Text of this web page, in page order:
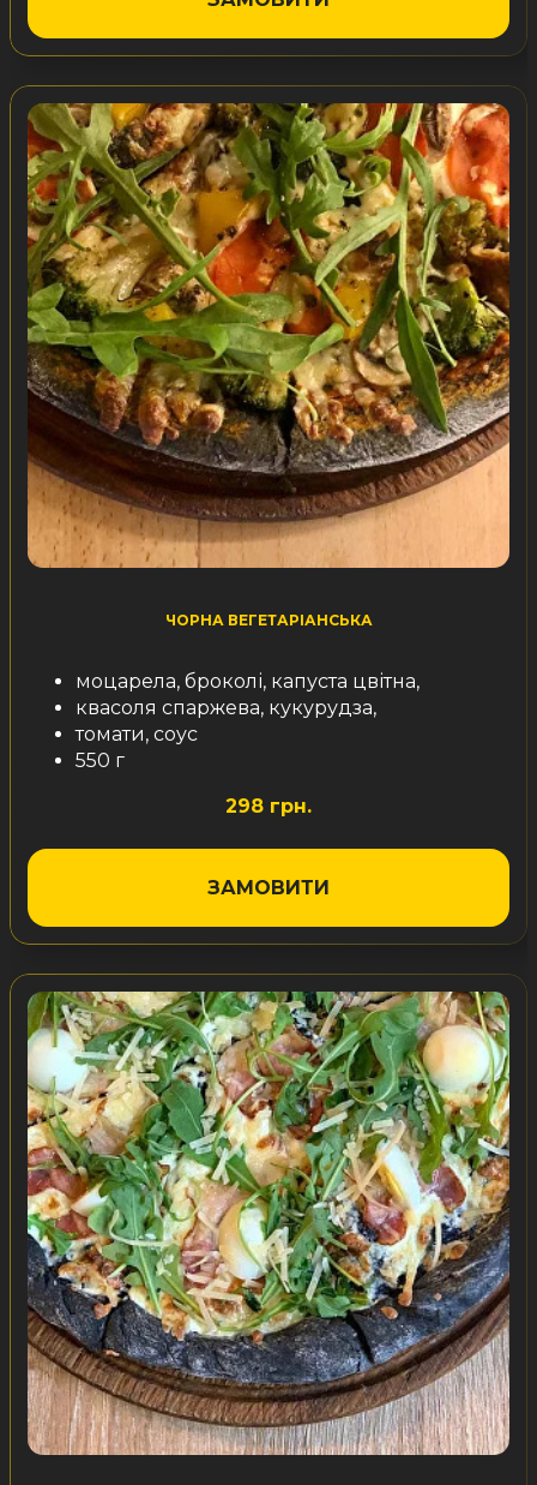
ЧОРНА ВЕГЕТАРІАНСЬКА
моцарела, броколі, капуста цвітна,
квасоля спаржева, кукурудза,
томати, соус
550 г
298 грн.
ЗАМОВИТИ